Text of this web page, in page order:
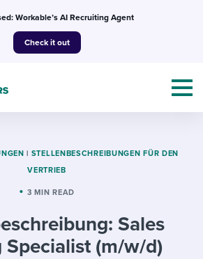
Workable’s AI Recruiting Agent
Check it out
Topics
Templates & Guides
I’m a jobseeker
| STELLENBESCHREIBUNGEN FÜR DEN
VERTRIEB
3 MIN READ
Sales
Specialist (m/w/d)